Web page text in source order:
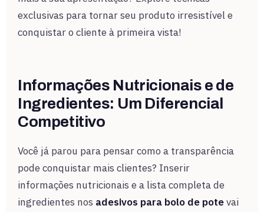
exclusivas para tornar seu produto irresistível e
conquistar o cliente à primeira vista!
Informações Nutricionais e de
Ingredientes: Um Diferencial
Competitivo
Você já parou para pensar como a transparência
pode conquistar mais clientes? Inserir
informações nutricionais e a lista completa de
ingredientes nos adesivos para bolo de potevai